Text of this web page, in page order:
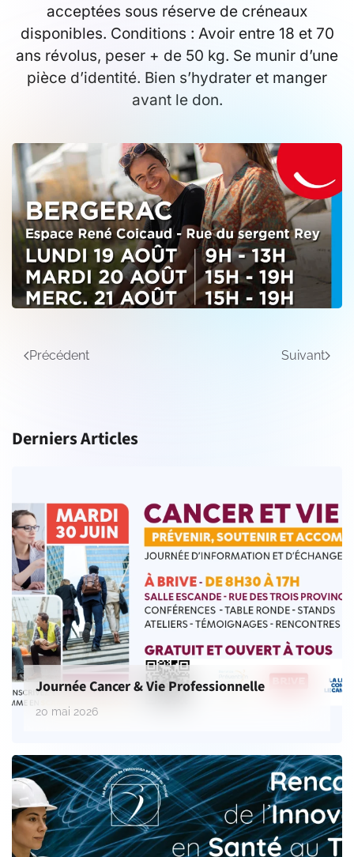
acceptées sous réserve de créneaux
disponibles. Conditions : Avoir entre 18 et 70
ans révolus, peser + de 50 kg. Se munir d’une
pièce d’identité. Bien s’hydrater et manger
avant le don.
Précédent Suivant
Derniers Articles
Journée Cancer & Vie Professionnelle
20 mai 2026